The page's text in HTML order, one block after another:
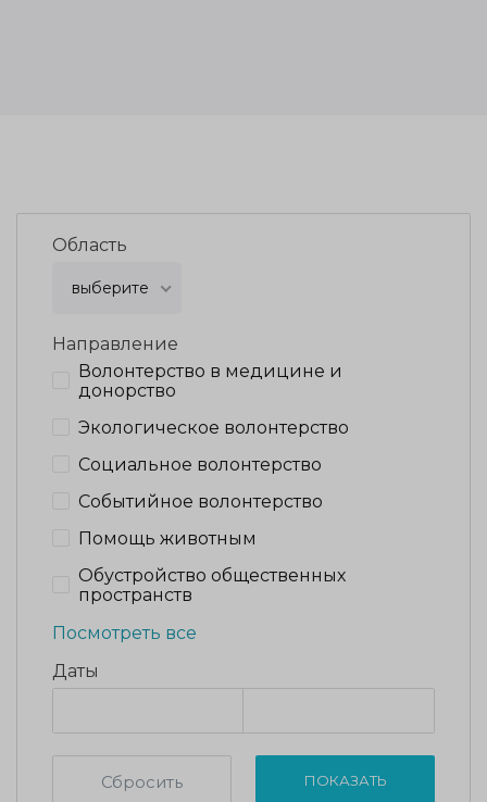
Область
выберите
Направление
Волонтерство в медицине и
донорство
Экологическое волонтерство
Социальное волонтерство
Событийное волонтерство
Помощь животным
Обустройство общественных
пространств
Посмотреть все
Даты
Сбросить ПОКАЗАТЬ